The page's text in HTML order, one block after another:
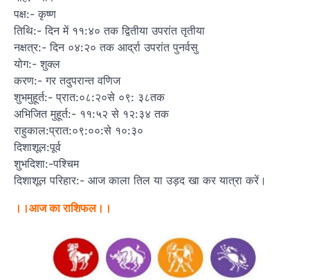
पक्ष:- कृष्ण
तिथि:- दिन में ११:४० तक द्वितीया उपरांत तृतीया
नक्षत्र:- दिन ०४:२० तक आर्द्रा उपरांत पुनर्वसु
योग:- शुक्ल
करण:- गर तदुपरान्त वणिज
शुभमुहूर्त:- प्रात:०८:२०से ०९: ३८तक
अभिजित मुहूर्त:- ११:५२ से १२:३४ तक
राहुकाल:प्रात:०९:००:से १०:३०
दिशाशूल:पूर्व
शुभदिशा:-पश्चिम
दिशाशूल परिहार:- आज काला तिल या उड़द खा कर यात्रा करें।
।।आज का राशिफल।।